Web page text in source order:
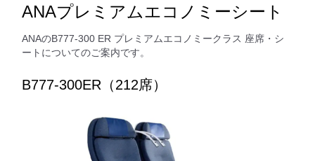
ANAプレミアムエコノミーシート
ANAのB777-300 ER プレミアムエコノミークラス 座席・シ
ートについてのご案内です。
B777-300ER（212席）